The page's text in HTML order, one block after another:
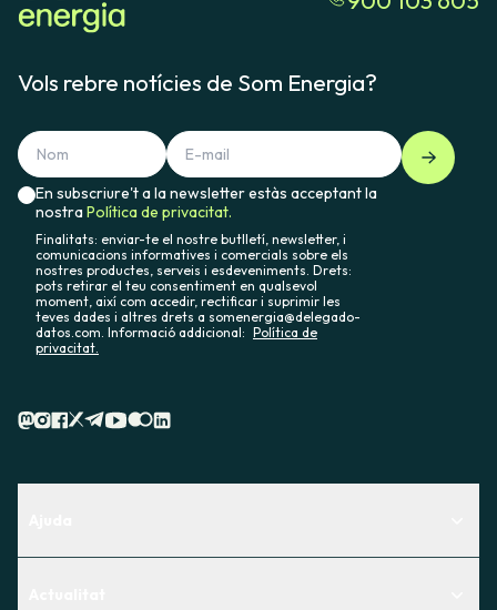
Vols rebre notícies de Som Energia?
En subscriure't a la newsletter estàs acceptant la
nostraPolítica de privacitat.
Finalitats: enviar-te el nostre butlletí, newsletter, i
comunicacions informatives i comercials sobre els
nostres productes, serveis i esdeveniments. Drets:
pots retirar el teu consentiment en qualsevol
moment, així com accedir, rectificar i suprimir les
teves dades i altres drets a somenergia@delegado-
datos.com. Informació addicional: Política de
privacitat.